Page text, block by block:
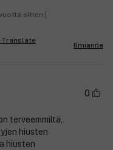
sitten |
Ilmianna
0
terveemmiltä,
hiusten
hiusten